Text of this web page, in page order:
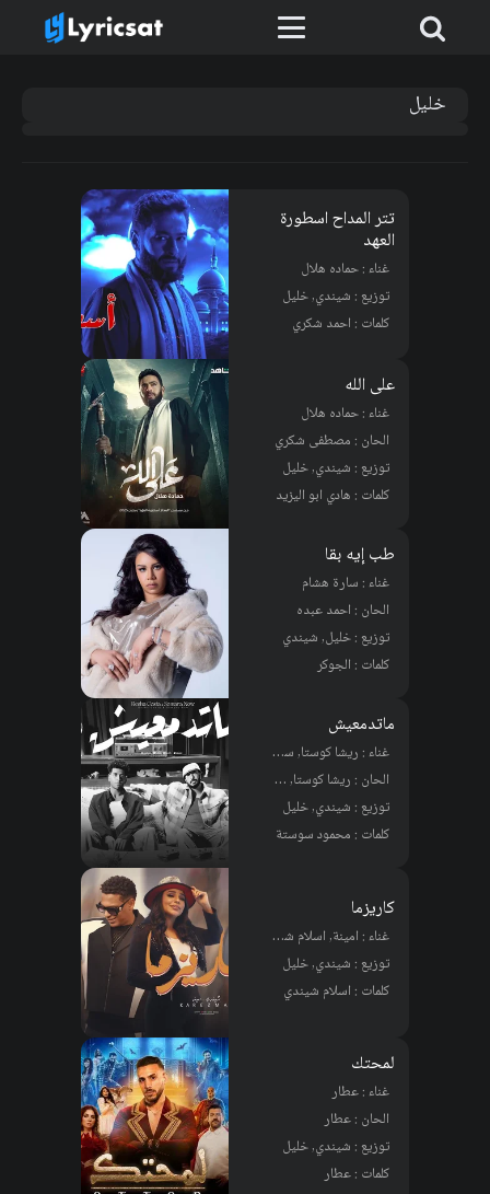
خليل
تتر المداح اسطورة
العهد
غناء : حماده هلال
توزيع : شيندي, خليل
كلمات : احمد شكري
على الله
غناء : حماده هلال
الحان : مصطفى شكري
توزيع : شيندي, خليل
كلمات : هادي ابو اليزيد
طب إيه بقا
غناء : سارة هشام
الحان : احمد عبده
توزيع : خليل, شيندي
كلمات : الجوكر
ماتدمعيش
غناء : ريشا كوستا, سماره ناو
الحان : ريشا كوستا, سماره ناو
توزيع : شيندي, خليل
كلمات : محمود سوستة
كاريزما
غناء : امينة, اسلام شيندي
توزيع : شيندي, خليل
كلمات : اسلام شيندي
لمحتك
غناء : عطار
الحان : عطار
توزيع : شيندي, خليل
كلمات : عطار